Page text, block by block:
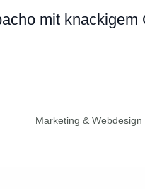
mit
Marketing &